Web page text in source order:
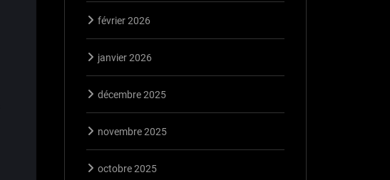
février 2026
janvier 2026
décembre 2025
novembre 2025
octobre 2025